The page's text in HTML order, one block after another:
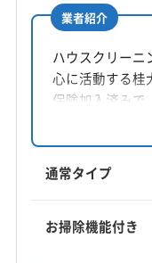
所在地
静岡県周智郡森町
対応地域
浜松市中央区
浜
業者紹介
ハウスクリーニ
心に活動する桂
保険加入済みで
ば無料で追加
で、お掃除機能
ョン料金です。
で、快適なエア
通常タイプ
お掃除機能付き